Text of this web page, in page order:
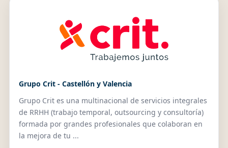
Grupo Crit - Castellón y Valencia
Grupo Crit es una multinacional de servicios integrales
de RRHH (trabajo temporal, outsourcing y consultoría)
formada por grandes profesionales que colaboran en
la mejora de tu ...